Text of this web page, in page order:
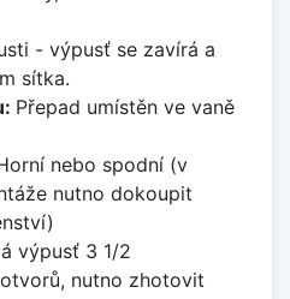
- výpusť se zavírá a
sítka.
Přepad umístěn ve vaně
nebo spodní (v
nutno dokoupit
výpusť 3 1/2
nutno zhotovit